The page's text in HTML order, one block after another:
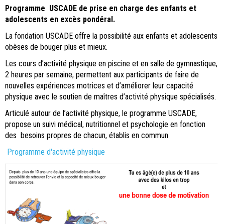
Programme USCADE de prise en charge des enfants et
adolescents en excès pondéral.
La fondation USCADE offre la possibilité aux enfants et adolescents
obèses de bouger plus et mieux.
Les cours d’activité physique en piscine et en salle de gymnastique,
2 heures par semaine, permettent aux participants de faire de
nouvelles expériences motrices et d’améliorer leur capacité
physique avec le soutien de maîtres d’activité physique spécialisés.
Articulé autour de l’activité physique, le programme USCADE,
propose un suivi médical, nutritionnel et psychologie en fonction
des besoins propres de chacun, établis en commun
Programme d'activité physique